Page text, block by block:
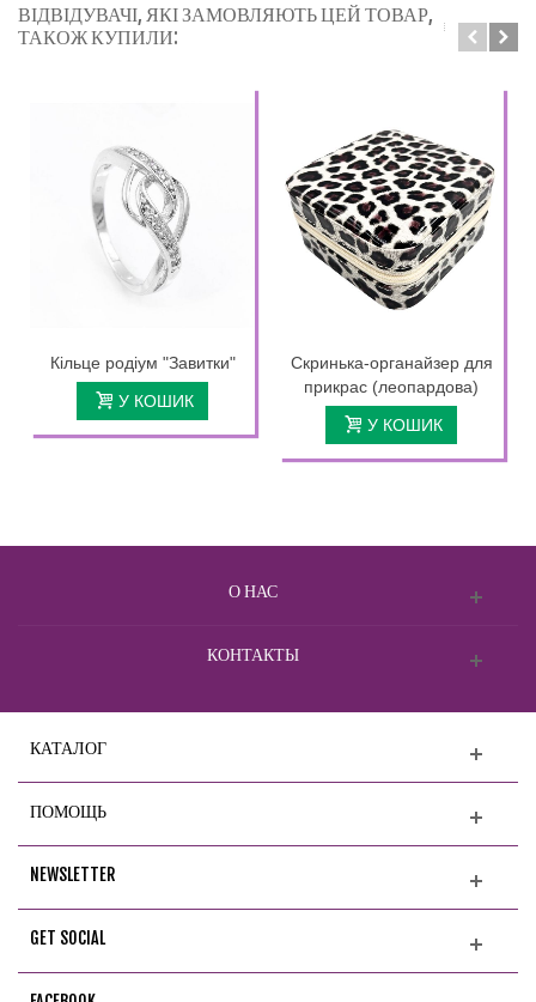
ВІДВІДУВАЧІ, ЯКІ ЗАМОВЛЯЮТЬ ЦЕЙ ТОВАР,
ТАКОЖ КУПИЛИ:
Кільце родіум "Завитки"
У КОШИК
Скринька-органайзер для
прикрас (леопардова)
У КОШИК
О НАС
КОНТАКТЫ
КАТАЛОГ
ПОМОЩЬ
NEWSLETTER
GET SOCIAL